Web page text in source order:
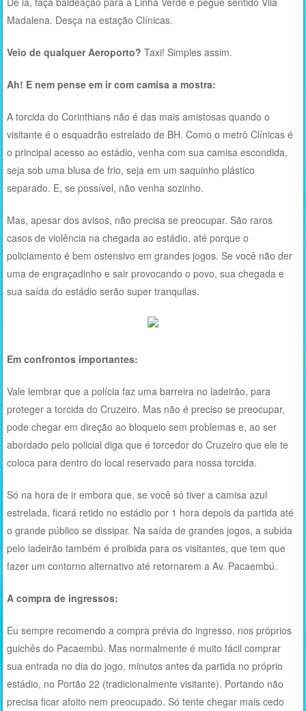
Madalena. Desça na estação Clínicas.
Veio de qualquer Aeroporto? Taxi! Simples assim.
Ah! E nem pense em ir com camisa a mostra:
A torcida do Corinthians não é das mais amistosas quando o
visitante é o esquadrão estrelado de BH. Como o metrô Clínicas é
o principal acesso ao estádio, venha com sua camisa escondida,
seja sob uma blusa de frio, seja em um saquinho plástico
separado. E, se possível, não venha sozinho.
Mas, apesar dos avisos, não precisa se preocupar. São raros
casos de violência na chegada ao estádio, até porque o
policiamento é bem ostensivo em grandes jogos. Se você não der
uma de engraçadinho e sair provocando o povo, sua chegada e
sua saída do estádio serão super tranquilas.
Em confrontos importantes:
Vale lembrar que a polícia faz uma barreira no ladeirão, para
proteger a torcida do Cruzeiro. Mas não é preciso se preocupar,
pode chegar em direção ao bloqueio sem problemas e, ao ser
abordado pelo policial diga que é torcedor do Cruzeiro que ele te
coloca para dentro do local reservado para nossa torcida.
Só na hora de ir embora que, se você só tiver a camisa azul
estrelada, ficará retido no estádio por 1 hora depois da partida até
o grande público se dissipar. Na saída de grandes jogos, a subida
pelo ladeirão também é proibida para os visitantes, que tem que
fazer um contorno alternativo até retornarem a Av. Pacaembú.
A compra de ingressos:
Eu sempre recomendo a compra prévia do ingresso, nos próprios
guichês do Pacaembú. Mas normalmente é muito fácil comprar
sua entrada no dia do jogo, minutos antes da partida no próprio
estádio, no Portão 22 (tradicionalmente visitante). Portando não
precisa ficar afoito nem preocupado. Só tente chegar mais cedo